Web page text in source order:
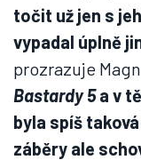
točit už jen s
vypadal úplně
prozrazuje
Bastardy 5a v
byla spíš
záběry ale